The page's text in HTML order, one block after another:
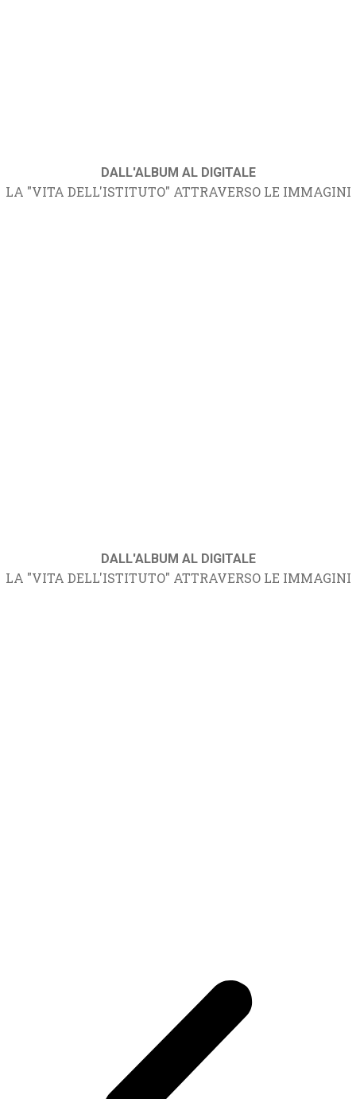
DALL'ALBUM AL DIGITALE
LA "VITA DELL'ISTITUTO" ATTRAVERSO LE IMMAGINI
DALL'ALBUM AL DIGITALE
LA "VITA DELL'ISTITUTO" ATTRAVERSO LE IMMAGINI